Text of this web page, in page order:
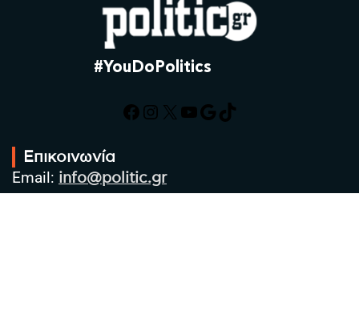
#YouDoPolitics
Facebook
Instagram
X YouTube
Google
TikTok
Επικοινωνία
Email: info@politic.gr
Τηλ: